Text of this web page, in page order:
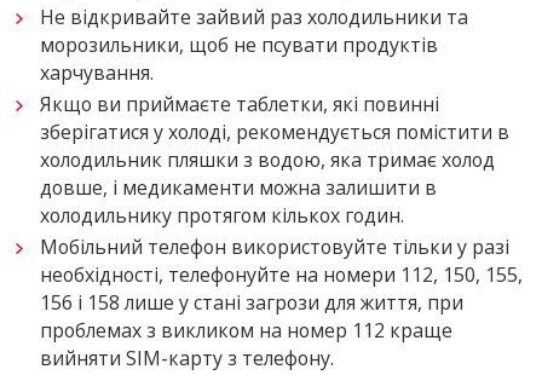
Не відкривайте зайвий раз холодильники та
морозильники, щоб не псувати продуктів
харчування.
Якщо ви приймаєте таблетки, які повинні
зберігатися у холоді, рекомендується помістити в
холодильник пляшки з водою, яка тримає холод
довше, і медикаменти можна залишити в
холодильнику протягом кількох годин.
Мобільний телефон використовуйте тільки у разі
необхідності, телефонуйте на номери 112, 150, 155,
156 і 158 лише у стані загрози для життя, при
проблемах з викликом на номер 112 краще
вийняти SIM-карту з телефону.